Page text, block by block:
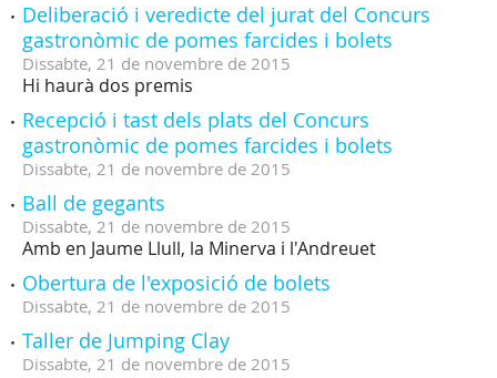
Deliberació i veredicte del jurat del Concurs
gastronòmic de pomes farcides i bolets
Dissabte, 21 de novembre de 2015
Hi haurà dos premis
Recepció i tast dels plats del Concurs
gastronòmic de pomes farcides i bolets
Dissabte, 21 de novembre de 2015
Ball de gegants
Dissabte, 21 de novembre de 2015
Amb en Jaume Llull, la Minerva i l'Andreuet
Obertura de l'exposició de bolets
Dissabte, 21 de novembre de 2015
Taller de Jumping Clay
Dissabte, 21 de novembre de 2015